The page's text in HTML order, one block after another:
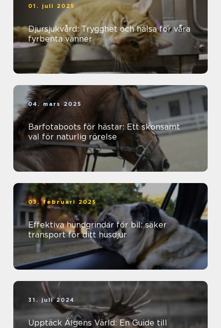
01. juli 2025
Djursjukvård: Trygghet och hälsa för våra
fyrbenta vänner
04. mars 2025
Barfotaboots för hästar: Ett skonsamt
val för naturlig rörelse
03. februari 2025
Effektiva hundgrindar för bil: säker
transport för ditt husdjur
31. juli 2024
Upptäck Älgens Värld: En Guide till